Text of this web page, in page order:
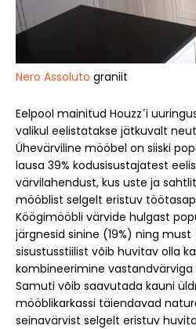
Nero Assoluto graniit
Eelpool mainitud Houzz´i
valikul eelistatakse jätkuvalt
Ühevärviline mööbel on siiski
lausa 39% kodusisustajatest
värvilahendust, kus uste ja
mööblist selgelt eristuv
Köögimööbli värvide hulgast
järgnesid sinine (19%) ning must
sisustusstiilist võib huvitav olla
kombineerimine
Samuti võib saavutada kauni
mööblikarkassi täiendavad
seinavärvist selgelt eristuv